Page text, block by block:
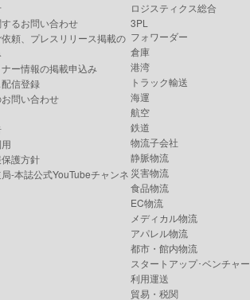
るお問い合わせ
頼、プレスリリース掲載の
ー情報の掲載申込み
信登録
問い合わせ
護方針
-本誌公式YouTubeチャンネ
ロジスティクス総合
3PL
フォワーダー
倉庫
港湾
トラック輸送
海運
航空
鉄道
物流子会社
静脈物流
災害物流
食品物流
EC物流
メディカル物流
アパレル物流
都市・館内物流
スタートアップ･ベンチャー
利用運送
貿易・税関